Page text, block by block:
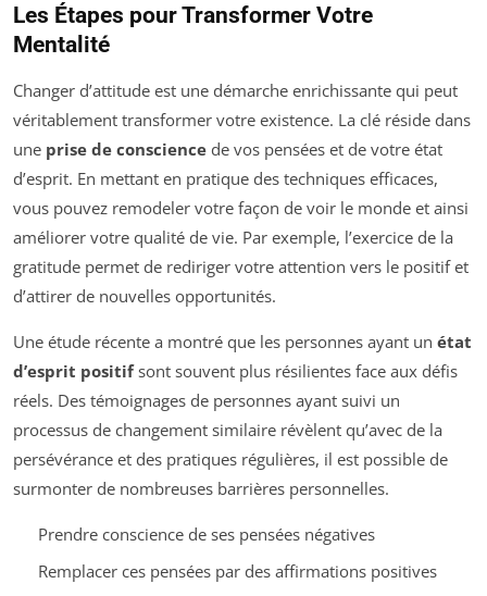
Les Étapes pour Transformer Votre
Mentalité
Changer d’attitude est une démarche enrichissante qui peut
véritablement transformer votre existence. La clé réside dans
une prise de conscience de vos pensées et de votre état
d’esprit. En mettant en pratique des techniques efficaces,
vous pouvez remodeler votre façon de voir le monde et ainsi
améliorer votre qualité de vie. Par exemple, l’exercice de la
gratitude permet de rediriger votre attention vers le positif et
d’attirer de nouvelles opportunités.
Une étude récente a montré que les personnes ayant un état
d’esprit positifsont souvent plus résilientes face aux défis
réels. Des témoignages de personnes ayant suivi un
processus de changement similaire révèlent qu’avec de la
persévérance et des pratiques régulières, il est possible de
surmonter de nombreuses barrières personnelles.
Prendre conscience de ses pensées négatives
Remplacer ces pensées par des affirmations positives